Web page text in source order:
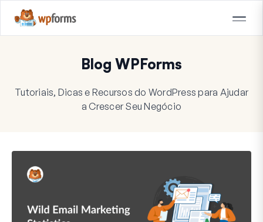
Blog WPForms
Tutoriais, Dicas e Recursos do WordPress para Ajudar
a Crescer Seu Negócio